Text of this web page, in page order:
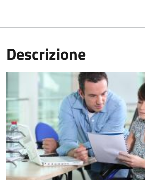
Descrizione